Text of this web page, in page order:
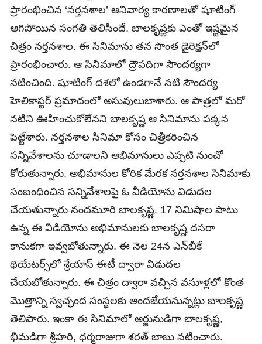
ప్రారంభించిన ‘నర్తనశాల’ అనివార్య కారణాలతో షూటింగ్
ఆగిపోయిన సంగతి తెలిసిందే. బాలకృష్ణకు ఎంతో ఇష్టమైన
చిత్రం నర్తనశాల. ఈ సినిమాను తన సొంత డైరెక్షన్‌లో
ప్రారంభించారు. ఆ సినిమాలో ద్రౌపదిగా సౌందర్యగా
నటించింది. షూటింగ్ దశలో ఉండగానే నటి సౌందర్య
హెలికాప్టర్ ప్రమాదంలో అసువులుబాశారు. ఆ పాత్రలో మరో
నటిని ఊహించుకోలేనని బాలకృష్ణ ఆ సినిమాను పక్కన
పెట్టేశారు. నర్తనశాల సినిమా కోసం చిత్రీకరించిన
సన్నివేశాలను చూడాలని అభిమానులు ఎప్పటి నుంచో
కోరుతున్నారు. అభిమానుల కోరిక మేరక నర్తనశాల సినిమాకు
సంబంధించిన సన్నివేశాలపై ఓ వీడియోను విడుదల
చేయతున్నారు నందమూరి బాలకృష్ణ. 17 నిమిషాల పాటు
ఉన్న ఈ వీడియోను అభిమానులకు బాలకృష్ణ దసరా
కానుకగా ఇవ్వబోతున్నారు. ఈ నెల 24న ఎన్‌బీకే
థియేటర్స్‌లో శ్రేయాస్ ఈటీ ద్వారా విడుదల
చేయబోతున్నారు. ఈ చిత్రం ద్వారా వచ్చిన వసూళ్లలో కొంత
మొత్తాన్ని స్వచ్ఛంద సంస్థలకు అందజేయనున్నట్లు బాలకృష్ణ
తెలిపారు. ఇంకా ఈ సినిమాలో అర్జునుడిగా బాలకృష్ణ,
భీమడిగా శ్రీహరి, ధర్మరాజుగా శరత్ బాబు నటించారు.